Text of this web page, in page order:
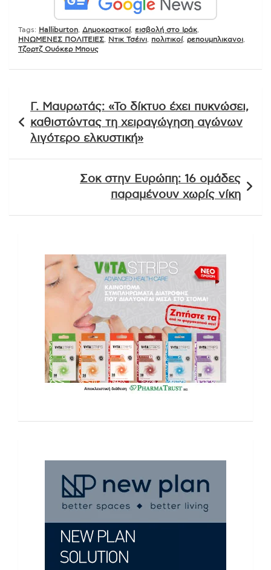
Tags: Halliburton Δημοκρατικοί, εισβολή στο Ιράκ
ΗΝΩΜΕΝΕΣ ΠΟΛΙΤΕΙΕΣ
Ντικ Τσέινι πολιτικοί, ρεπουμπλικανοι
Τζορτζ Ουόκερ Μπους
άρθρων
Γ. Μαυρωτάς: «Το δίκτυο έχει πυκνώσει,
καθιστώντας τη χειραγώγηση αγώνων
λιγότερο ελκυστική»
Σοκ στην Ευρώπη: 16 ομάδες
παραμένουν χωρίς νίκη